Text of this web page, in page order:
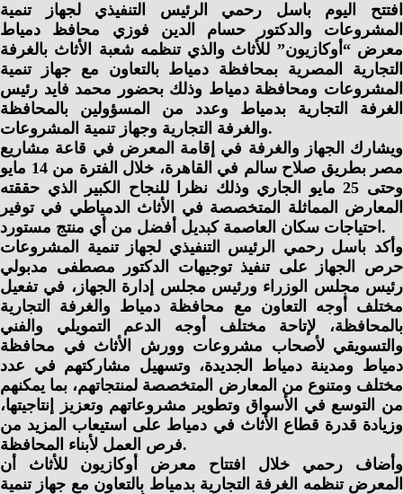
افتتح اليوم باسل رحمي الرئيس التنفيذي لجهاز تنمية
المشروعات والدكتور حسام الدين فوزي محافظ دمياط
معرض “أوكازيون” للأثاث والذي تنظمه شعبة الأثاث بالغرفة
التجارية المصرية بمحافظة دمياط بالتعاون مع جهاز تنمية
المشروعات ومحافظة دمياط وذلك بحضور محمد فايد رئيس
الغرفة التجارية بدمياط وعدد من المسؤولين بالمحافظة
والغرفة التجارية وجهاز تنمية المشروعات.
ويشارك الجهاز والغرفة في إقامة المعرض في قاعة مشاريع
مصر بطريق صلاح سالم في القاهرة، خلال الفترة من 14 مايو
وحتى 25 مايو الجاري وذلك نظرا للنجاح الكبير الذي حققته
المعارض المماثلة المتخصصة في الأثاث الدمياطي في توفير
احتياجات سكان العاصمة كبديل أفضل من أي منتج مستورد.
وأكد باسل رحمي الرئيس التنفيذي لجهاز تنمية المشروعات
حرص الجهاز على تنفيذ توجيهات الدكتور مصطفى مدبولي
رئيس مجلس الوزراء ورئيس مجلس إدارة الجهاز، في تفعيل
مختلف أوجه التعاون مع محافظة دمياط والغرفة التجارية
بالمحافظة، لإتاحة مختلف أوجه الدعم التمويلي والفني
والتسويقي لأصحاب مشروعات وورش الأثاث في محافظة
دمياط ومدينة دمياط الجديدة، وتسهيل مشاركتهم في عدد
مختلف ومتنوع من المعارض المتخصصة لمنتجاتهم، بما يمكنهم
من التوسع في الأسواق وتطوير مشروعاتهم وتعزيز إنتاجيتها،
وزيادة قدرة قطاع الأثاث في دمياط على استيعاب المزيد من
فرص العمل لأبناء المحافظة.
وأضاف رحمي خلال افتتاح معرض أوكازيون للأثاث أن
المعرض تنظمه الغرفة التجارية بدمياط بالتعاون مع جهاز تنمية